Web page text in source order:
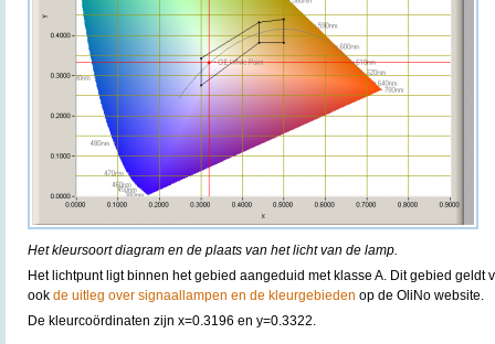
Het kleursoort diagram en de plaats van het licht van de lamp.
Het lichtpunt ligt binnen het gebied aangeduid met klasse A. Dit gebied geldt
ook de uitleg over signaallampen en de kleurgebieden op de OliNo website.
De kleurcoördinaten zijn x=0.3196 en y=0.3322.